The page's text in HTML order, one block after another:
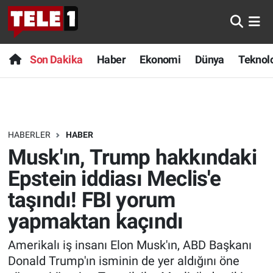
Son Dakika Haber Ekonomi Dünya
HABERLER HABER
Musk'ın, Trump hakkındaki
Epstein iddiası Meclis'e
taşındı! FBI yorum
yapmaktan kaçındı
Amerikalı iş insanı Elon Musk'ın, ABD Başkanı
Donald Trump'ın isminin de yer aldığını öne
Anında Manşet
Başka Sohbetler
Bilim turu
Bilim ve Teknoloji Evreni
Doğa Konuşuyor
Dünya
Ege Saati
Son Dakika
Haber
Dünya
Teknoloji
Sağlık
Spor
Yayın Akışı
Nöbetçi Eczaneler
Hava Durumu
Trafik Durumu
Süper Lig Puan Durumu ve Fikstür
Tüm Manşetler
Son Dakika Haberleri
Haber Arşivi